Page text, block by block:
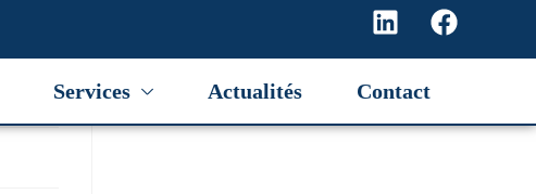
Services Actualités Contact